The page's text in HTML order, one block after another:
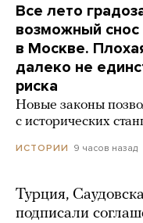
Все лето
возможный
в Москве.
далеко не
риска
Новые законы
с исторических
ИСТОРИИ 9 часов назад
Турция,
подписали